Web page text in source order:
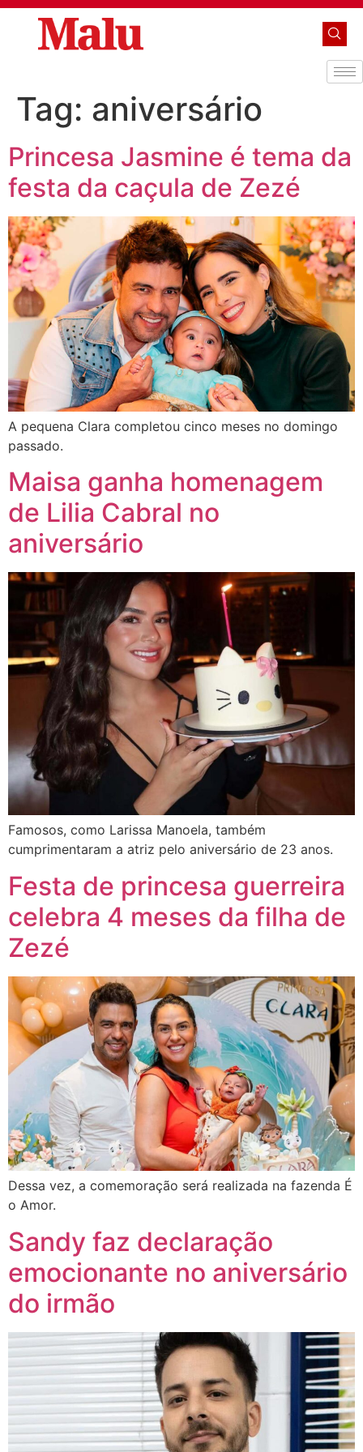
Tag: aniversário
Princesa Jasmine é tema da
festa da caçula de Zezé
A pequena Clara completou cinco meses no domingo
passado.
Maisa ganha homenagem
de Lilia Cabral no
aniversário
Famosos, como Larissa Manoela, também
cumprimentaram a atriz pelo aniversário de 23 anos.
Festa de princesa guerreira
celebra 4 meses da filha de
Zezé
Dessa vez, a comemoração será realizada na fazenda É
o Amor.
Sandy faz declaração
emocionante no aniversário
do irmão